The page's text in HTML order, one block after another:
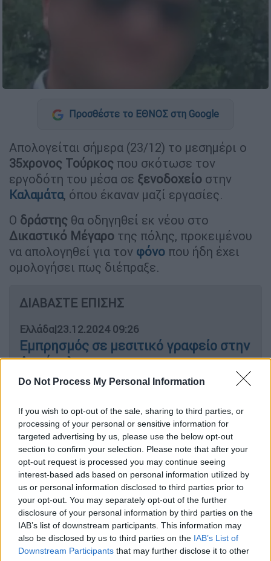
Do Not Process My Personal Information
If you wish to opt-out of the sale, sharing to third parties, or
processing of your personal or sensitive information for
targeted advertising by us, please use the below opt-out
section to confirm your selection. Please note that after your
opt-out request is processed you may continue seeing
interest-based ads based on personal information utilized by
us or personal information disclosed to third parties prior to
your opt-out. You may separately opt-out of the further
disclosure of your personal information by third parties on the
IAB’s list of downstream participants. This information may
also be disclosed by us to third parties on the IAB’s List of
Downstream Participants that may further disclose it to other
Προσθέστε το ΕΘΝΟΣ στη Google
Απολογείται σήμερα (23/12) το μεσημέρι ο
35χρονος Τούρκος που σκότωσε τον
εργοδότη του μέσα σε ξενοδοχείο στην
Καλαμάτα, όπου έκαναν μαζί εργασίες.
Ο δράστης θα οδηγηθεί εκ νέου στο
Δικαστικό Μέγαρο της πόλης, προκειμένου
να απολογηθεί για τον φόνο που ήδη έχει
ομολογήσει πως διέπραξε.
ΔΙΑΒΑΣΤΕ ΕΠΙΣΗΣ
Ελλάδα|23.12.2024 09:26
Εμπρησμός σε μεσιτικό γραφείο στην
Ακρόπολη
Πρόγνωση Μαρουσάκη:
Χριστούγεννα με «προχωρημένο»
χειμώνα – Πτώση θερμοκρασίας και
χιόνια μέχρι την Αττική
«Συνεργαζόταν με Τούρκους για να
μου κάνουν κακό»